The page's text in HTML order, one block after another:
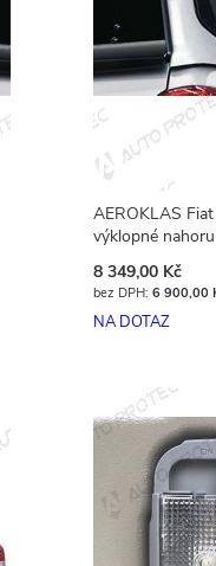
AEROKLAS
výklopné
8 349,00 Kč
6 900,00
NA DOTAZ